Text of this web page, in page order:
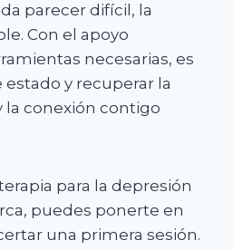
parecer difícil, la
Con el apoyo
necesarias, es
estado y recuperar la
la conexión contigo
para la depresión
puedes ponerte en
una primera sesión.